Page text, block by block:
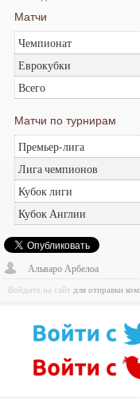
Матчи
Чемпионат
Еврокубки
Всего
Матчи по турнирам
Премьер-лига
Лига чемпионов
Кубок лиги
Кубок Англии
Альваро Арбелоа
Войдите на сайт для отправки